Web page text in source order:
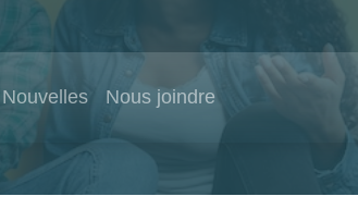
Nouvelles Nous joindre